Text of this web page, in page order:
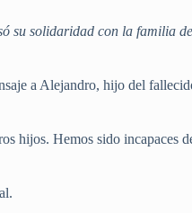
su solidaridad con la familia
a Alejandro, hijo del
hijos. Hemos sido incapaces